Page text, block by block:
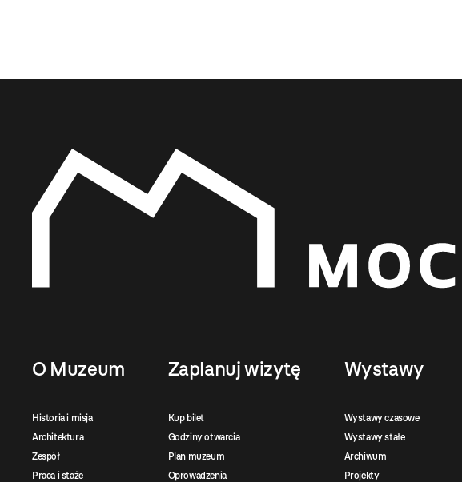
O Muzeum
Historia i misja
Architektura
Zespół
Praca i staże
Zaplanuj wizytę
Kup bilet
Godziny otwarcia
Plan muzeum
Oprowadzenia
Wystawy
Wystawy czasowe
Wystawy stałe
Archiwum
Projekty